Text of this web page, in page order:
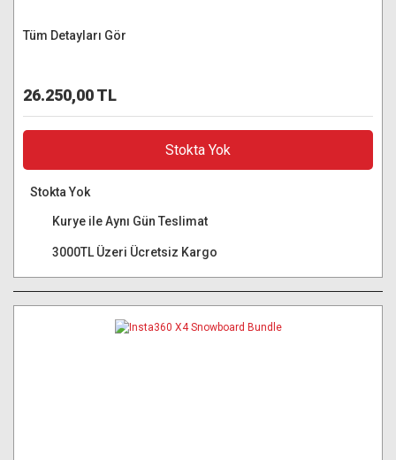
Tüm Detayları Gör
26.250,00 TL
Stokta Yok
Stokta Yok
Kurye ile Aynı Gün Teslimat
3000TL Üzeri Ücretsiz Kargo